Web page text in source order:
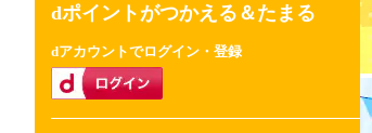
dポイントがつかえる＆たまる
dアカウントでログイン・登録